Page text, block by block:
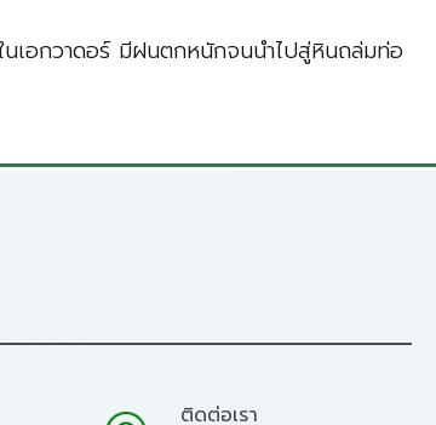
เอกวาดอร์ มีฝนตกหนักจนนำไปสู่หินถล่มท่อ
ติดต่อเรา